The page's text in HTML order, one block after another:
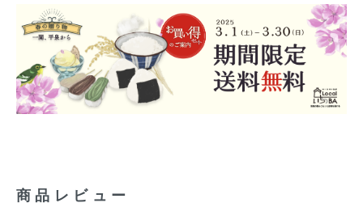
商品レビュー